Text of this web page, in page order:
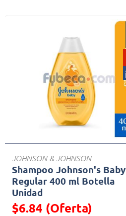
JOHNSON & JOHNSON
Shampoo Johnson's Baby
Regular 400 ml Botella
Unidad
$6.84 (Oferta)